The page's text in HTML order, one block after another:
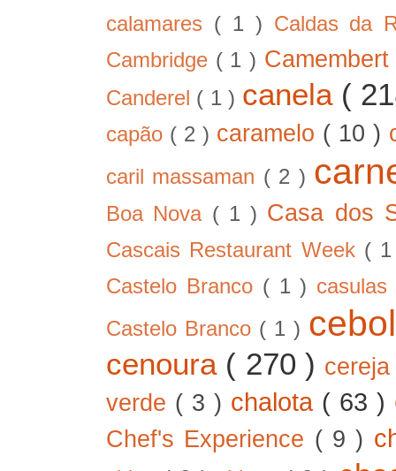
calamares ( 1 ) Caldas da
Cambridge ( 1 )
Canderel ( 1 ) canela (
capão ( 2 ) caramelo ( 10 )
caril massaman ( 2 )
Boa Nova ( 1 ) Casa dos
Cascais Restaurant Week (
Castelo Branco ( 1 )
Castelo Branco ( 1 )
cenoura ( 270 )
verde ( 3 ) chalota ( 63 )
Chef's Experience ( 9 )